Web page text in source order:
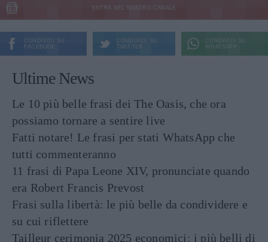
ENTRA NEL NOSTRO CANALE
CONDIVIDI SU
FACEBOOK
CONDIVIDI SU
TWITTER
CONDIVIDI SU
WHATSAPP
Ultime News
Le 10 più belle frasi dei The Oasis, che ora
possiamo tornare a sentire live
Fatti notare! Le frasi per stati WhatsApp che
tutti commenteranno
11 frasi di Papa Leone XIV, pronunciate quando
era Robert Francis Prevost
Frasi sulla libertà: le più belle da condividere e
su cui riflettere
Tailleur cerimonia 2025 economici: i più belli di